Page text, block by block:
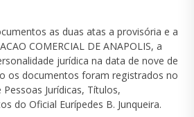
as duas atas a provisória e a
COMERCIAL DE ANAPOLIS, a
jurídica na data de nove de
os documentos foram registrados no
Jurídicas, Títulos,
do Oficial Eurípedes B. Junqueira.